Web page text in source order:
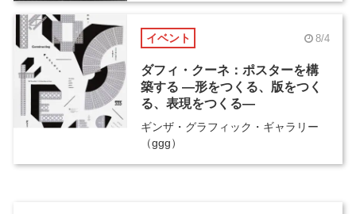
イベント 8/4
ダフィ・クーネ：ポスターを構
築する ―形をつくる、版をつく
る、表現をつくる―
ギンザ・グラフィック・ギャラリー
（ggg）